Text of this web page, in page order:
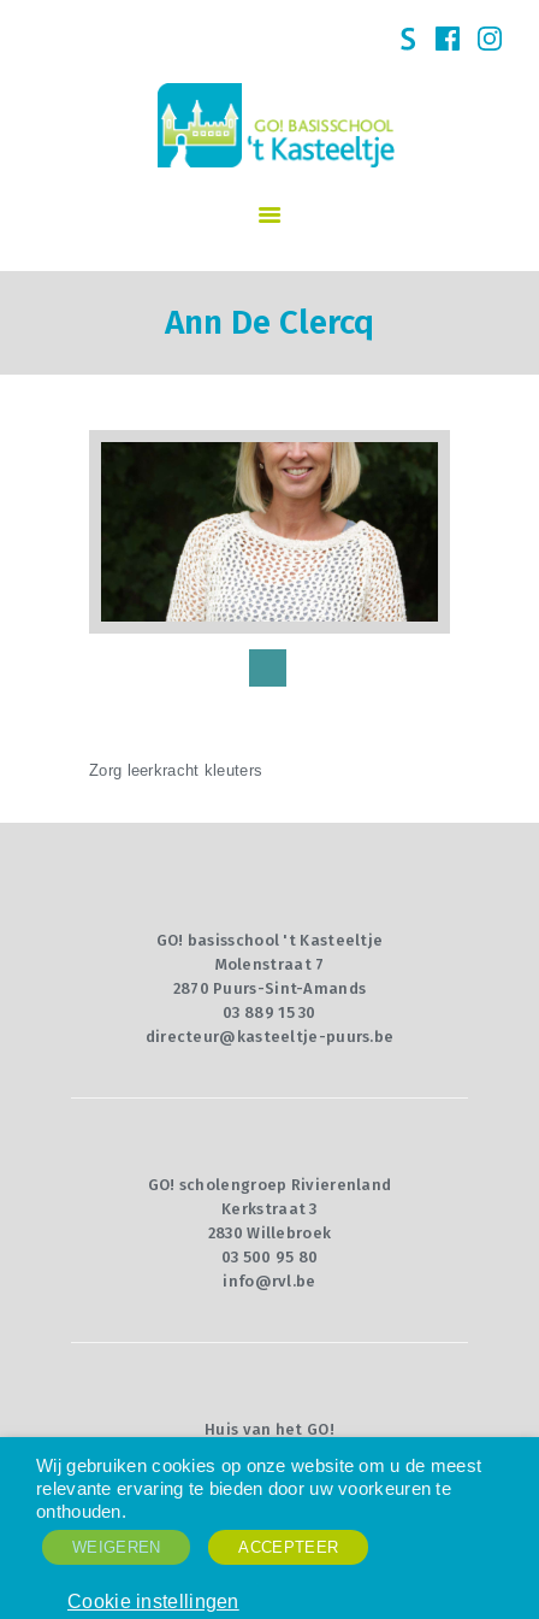
Ann De Clercq
GO! 't Kasteeltje Puurs
START
KINDERDAGVERBLIJF
SCHOOLREGLEMENT
Zorg leerkracht kleuters
GO! basisschool 't Kasteeltje
Molenstraat 7
2870 Puurs-Sint-Amands
03 889 15 30
directeur@kasteeltje-puurs.be
GO! scholengroep Rivierenland
Kerkstraat 3
2830 Willebroek
03 500 95 80
info@rvl.be
Huis van het GO!
1000 Brussel
info@g-o.be
Wij gebruiken cookies op onze website om u de meest
relevante ervaring te bieden door uw voorkeuren te
onthouden.
WEIGEREN ACCEPTEER
Cookie instellingen